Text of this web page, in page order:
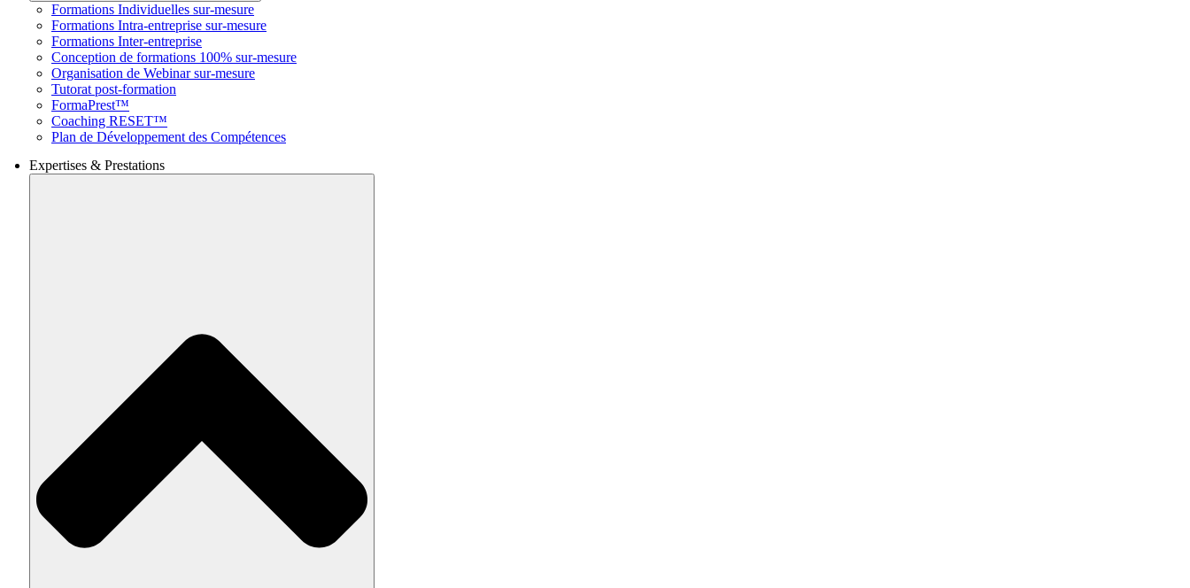
Formations Individuelles sur-mesure
Formations Intra-entreprise sur-mesure
Formations Inter-entreprise
Conception de formations 100% sur-mesure
Organisation de Webinar sur-mesure
Tutorat post-formation
FormaPrest™
Coaching RESET™
Plan de Développement des Compétences
Expertises & Prestations